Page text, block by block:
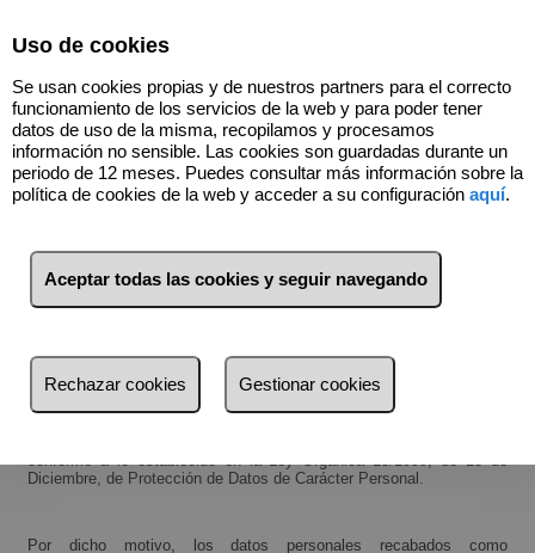
Términos y condiciones de protección de datos
Gestión Inmobiliaria Dominic Almaraz SL
CIF: B-17593583
Teléfonos:972 165 699y634 758 451
API: A12125
AICAT: 8594
conforme a lo establecido en la Ley Orgánica 15/1999, de 13 de
Diciembre, de Protección de Datos de Carácter Personal.
Por dicho motivo, los datos personales recabados como
Uso de cookies
Se usan cookies propias y de nuestros partners para el correcto
funcionamiento de los servicios de la web y para poder tener
datos de uso de la misma, recopilamos y procesamos
información no sensible. Las cookies son guardadas durante un
periodo de 12 meses. Puedes consultar más información sobre la
política de cookies de la web y acceder a su configuración aquí.
Aceptar todas las cookies y seguir navegando
Rechazar cookies Gestionar cookies